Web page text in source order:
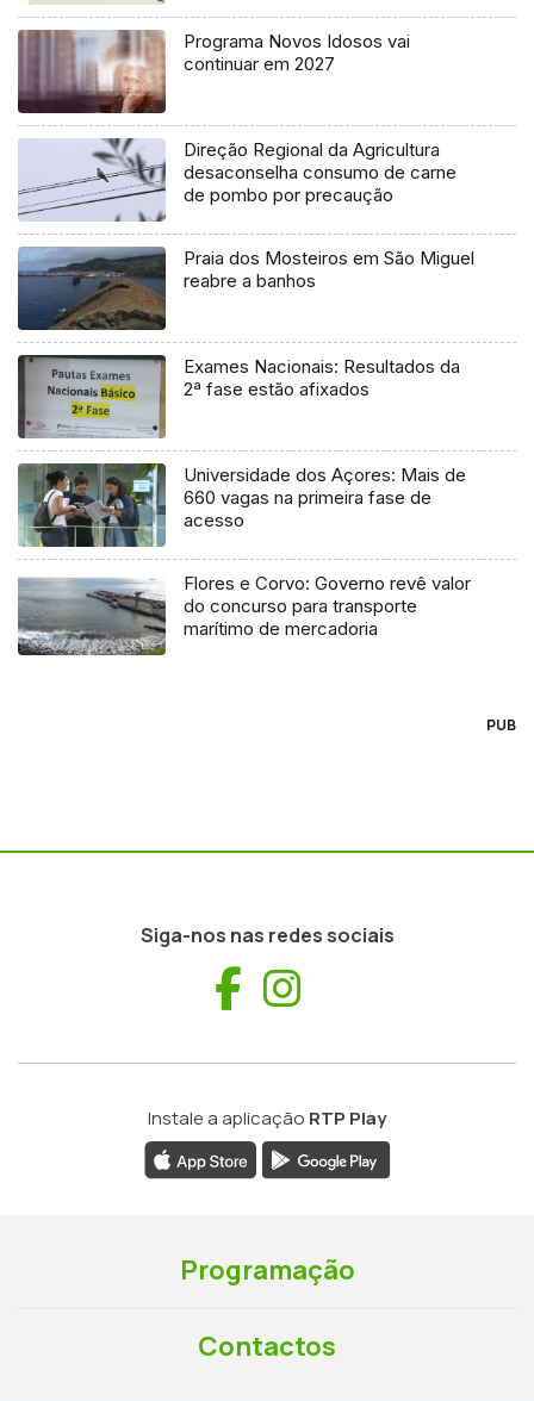
Programa Novos Idosos vai
continuar em 2027
Direção Regional da Agricultura
desaconselha consumo de carne
de pombo por precaução
Praia dos Mosteiros em São Miguel
reabre a banhos
Exames Nacionais: Resultados da
2ª fase estão afixados
Universidade dos Açores: Mais de
660 vagas na primeira fase de
acesso
Flores e Corvo: Governo revê valor
do concurso para transporte
marítimo de mercadoria
PUB
Siga-nos nas redes sociais
Facebook
Instale a aplicação RTP Play
Programação
Contactos